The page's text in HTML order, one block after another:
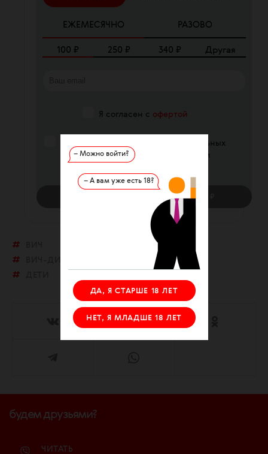
– Можно войти?
– А вам уже есть 18?
ДА, Я СТАРШЕ 18 ЛЕТ
НЕТ, Я МЛАДШЕ 18 ЛЕТ
ЕЖЕМЕСЯЧНО РАЗОВО
100 ₽ 250 ₽ 340 ₽ Другая
Я согласен с офертой
Я согласен на обработку персональных
данных в соответствии с условиями
ЕЖЕМЕСЯЧНО — 100 ₽
будем друзьями?
ЧИТАТЬ